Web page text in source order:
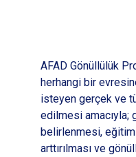
AFAD Gönüllülük
herhangi bir
isteyen gerçek ve
edilmesi amacıyla;
belirlenmesi,
arttırılması ve